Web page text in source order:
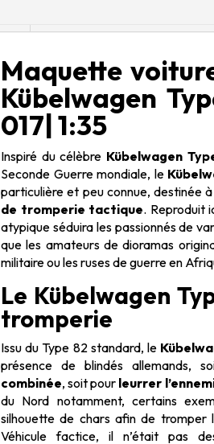
Maquette
Kübelwagen
017| 1:35
Inspiré du célèbre Kübelwagen
Seconde Guerre mondiale, le
particulière et peu connue, destinée
de tromperie tactique. Reproduit
atypique séduira les passionnés de
que les amateurs de dioramas
militaire ou les ruses de guerre en
Le Kübelwagen
tromperie
Issu du Type 82 standard, le
présence de blindés allemands,
combinée, soit pour leurrer
du Nord notamment, certains
silhouette de chars afin de tromper
Véhicule factice, il n’était pas